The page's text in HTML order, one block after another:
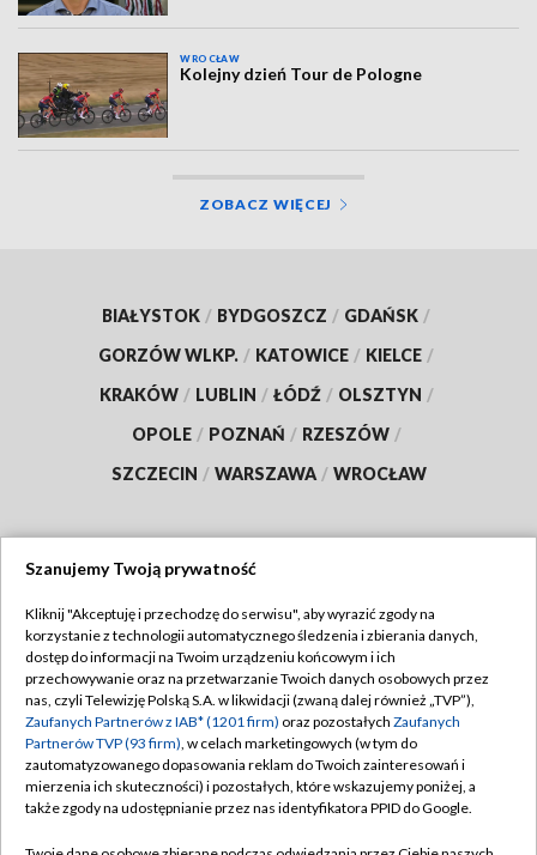
WROCŁAW
Kolejny dzień Tour de Pologne
ZOBACZ WIĘCEJ
BIAŁYSTOK / BYDGOSZCZ / GDAŃSK /
GORZÓW WLKP. / KATOWICE / KIELCE /
KRAKÓW / LUBLIN / ŁÓDŹ / OLSZTYN /
OPOLE / POZNAŃ / RZESZÓW /
SZCZECIN / WARSZAWA / WROCŁAW
TVP
Abonament TVP
Emisja w TVP
Centrum informacji TVP
Naziemna Telewizja Cyfrowa
Regulamin TVP
Polityka prywatności
Moje zgody
Pomoc
Szanujemy Twoją prywatność
Kliknij "Akceptuję i przechodzę do serwisu", aby wyrazić zgody na
korzystanie z technologii automatycznego śledzenia i zbierania danych,
dostęp do informacji na Twoim urządzeniu końcowym i ich
przechowywanie oraz na przetwarzanie Twoich danych osobowych przez
nas, czyli Telewizję Polską S.A. w likwidacji (zwaną dalej również „TVP”),
Zaufanych Partnerów z IAB* (1201 firm) oraz pozostałych Zaufanych
Partnerów TVP (93 firm), w celach marketingowych (w tym do
zautomatyzowanego dopasowania reklam do Twoich zainteresowań i
mierzenia ich skuteczności) i pozostałych, które wskazujemy poniżej, a
także zgody na udostępnianie przez nas identyfikatora PPID do Google.